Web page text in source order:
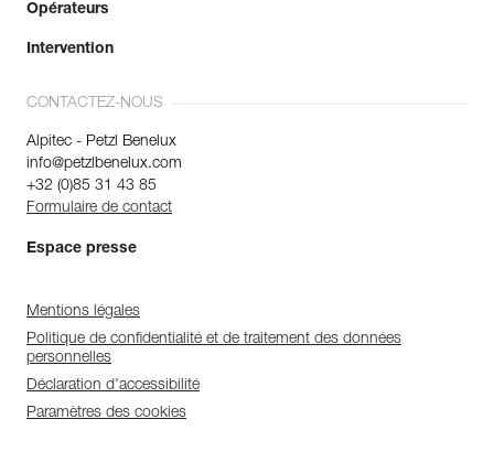
Opérateurs
Intervention
CONTACTEZ-NOUS
Alpitec - Petzl Benelux
info@petzlbenelux.com
+32 (0)85 31 43 85
Formulaire de contact
Espace presse
Mentions légales
Politique de confidentialité et de traitement des données
personnelles
Déclaration d'accessibilité
Paramètres des cookies